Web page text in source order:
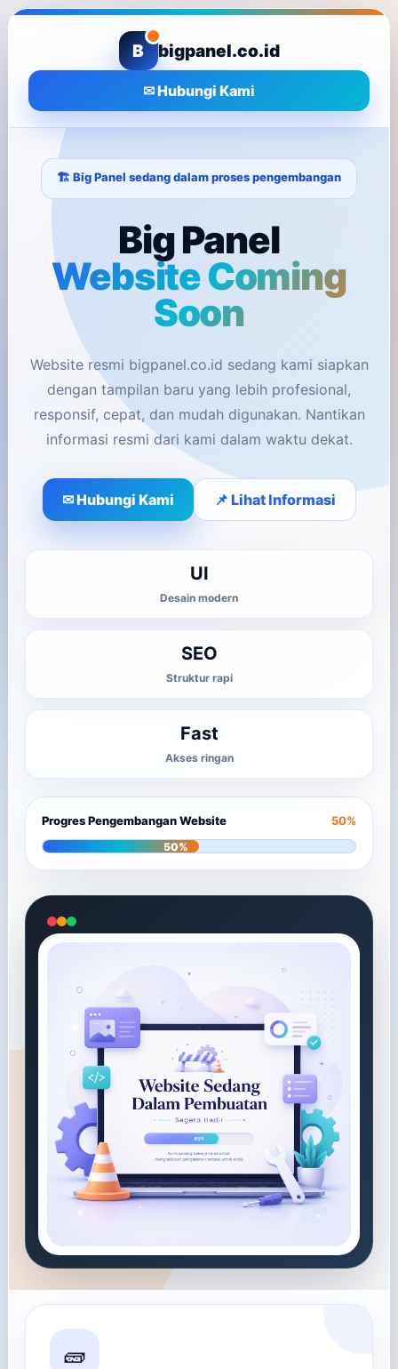
B bigpanel.co.id
✉ Hubungi Kami
🏗️ Big Panel sedang dalam proses pengembangan
Big Panel
Website Coming
Soon
Website resmi bigpanel.co.id sedang kami siapkan
dengan tampilan baru yang lebih profesional,
responsif, cepat, dan mudah digunakan. Nantikan
informasi resmi dari kami dalam waktu dekat.
✉ Hubungi Kami 📌 Lihat Informasi
UI
Desain modern
SEO
Struktur rapi
Fast
Akses ringan
Progres Pengembangan Website 50%
50%
🧱